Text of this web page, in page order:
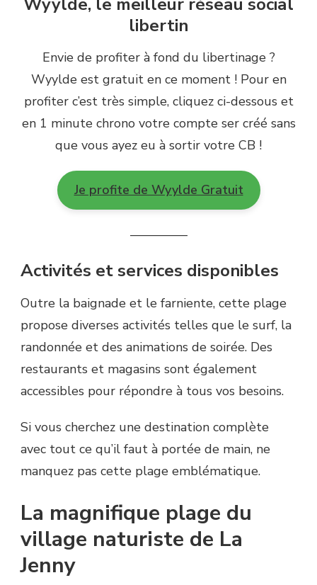
libertin
Envie de profiter à fond du libertinage ?
Wyylde est gratuit en ce moment ! Pour en
profiter c’est très simple, cliquez ci-dessous et
en 1 minute chrono votre compte ser créé sans
que vous ayez eu à sortir votre CB !
Je profite de Wyylde Gratuit
————–
Activités et services disponibles
Outre la baignade et le farniente, cette plage
propose diverses activités telles que le surf, la
randonnée et des animations de soirée. Des
restaurants et magasins sont également
accessibles pour répondre à tous vos besoins.
Si vous cherchez une destination complète
avec tout ce qu’il faut à portée de main, ne
manquez pas cette plage emblématique.
La magnifique plage du
village naturiste de La
Jenny